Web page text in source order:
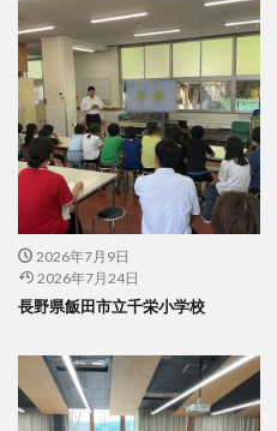
2026年7月9日
2026年7月24日
長野県飯田市立千栄小学校